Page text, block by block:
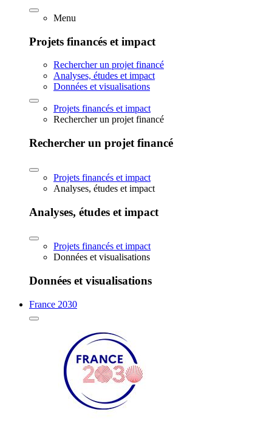
Menu
Projets financés et impact
Rechercher un projet financé
Analyses, études et impact
Données et visualisations
Projets financés et impact
Rechercher un projet financé
Rechercher un projet financé
Projets financés et impact
Analyses, études et impact
Analyses, études et impact
Projets financés et impact
Données et visualisations
Données et visualisations
France 2030